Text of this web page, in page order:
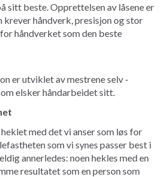
sitt beste. Opprettelsen av låsene er
krever håndverk, presisjon og stor
håndverket som den beste
er utviklet av mestrene selv -
elsker håndarbeidet sitt.
med det vi anser som løs for
som vi synes passer best i
annerledes: noen hekles med en
resultatet som en person som